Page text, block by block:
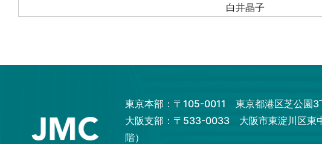
白井晶子
寒川 博之
保険ビジネス部 保
(I&Tリスクソリュー
東京本部：〒105-0011 東京都港区芝公園3
大阪支部：〒533-0033 大阪市東淀川区東
階）